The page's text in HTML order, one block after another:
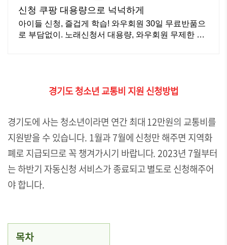
신청 쿠팡 대용량으로 넉넉하게
아이들 신청, 즐겁게 학습! 와우회원 30일 무료반품으
로 부담없이. 노래신청서 대용량, 와우회원 무제한 무
경기도 청소년 교통비 지원 신청방법
경기도에 사는 청소년이라면 연간 최대 12만원의 교통비를
지원받을 수 있습니다. 1월과 7월에 신청만 해주면 지역화
폐로 지급되므로 꼭 챙겨가시기 바랍니다. 2023년 7월부터
는 하반기 자동신청 서비스가 종료되고 별도로 신청해주어
야 합니다.
목차